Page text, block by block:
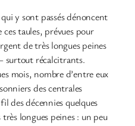
y sont passés dénoncent
taules, prévues pour
de très longues peines
surtout récalcitrants.
mois, nombre d’entre eux
des centrales
des décennies quelques
longues peines : un peu